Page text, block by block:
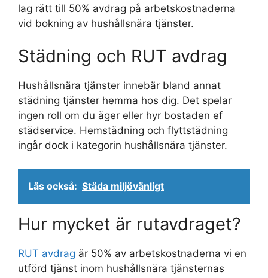
lag rätt till 50% avdrag på arbetskostnaderna
vid bokning av hushållsnära tjänster.
Städning och RUT avdrag
Hushållsnära tjänster innebär bland annat
städning tjänster hemma hos dig. Det spelar
ingen roll om du äger eller hyr bostaden ef
städservice. Hemstädning och flyttstädning
ingår dock i kategorin hushållsnära tjänster.
Läs också: Städa miljövänligt
Hur mycket är rutavdraget?
RUT avdrag är 50% av arbetskostnaderna vi en
utförd tjänst inom hushållsnära tjänsternas